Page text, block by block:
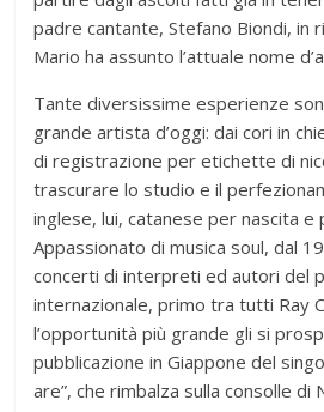
padre cantante, Stefano Biondi, in
Mario ha assunto l’attuale nome
Tante diversissime esperienze
grande artista d’oggi: dai cori in
di registrazione per etichette di
trascurare lo studio e il
inglese, lui, catanese per nascita e
Appassionato di musica soul, dal
concerti di interpreti ed autori del
internazionale, primo tra tutti Ray
l’opportunità più grande gli si
pubblicazione in Giappone del
are”, che rimbalza sulla consolle di